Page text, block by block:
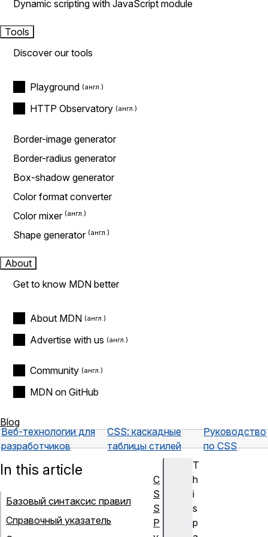
Dynamic scripting with JavaScript module
Tools
Discover our tools
Playground
HTTP Observatory
Border-image generator
Border-radius generator
Box-shadow generator
Color format converter
Color mixer
Shape generator
About
Get to know MDN better
About MDN
Advertise with us
Community
MDN on GitHub
Blog
Веб-технологии для
разработчиков
CSS: каскадные
таблицы стилей
Руководство
по CSS
T
h
i
s
p
In this article
Базовый синтаксис правил
Справочный указатель
C
S
S
Р